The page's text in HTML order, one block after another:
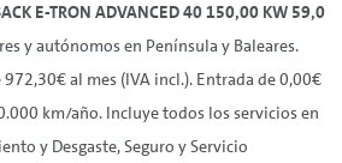
E-TRON ADVANCED 40 150,00 KW 59,0
y autónomos en Península y Baleares.
972,30€ al mes (IVA incl.). Entrada de 0,00€
km/año. Incluye todos los servicios en
y Desgaste, Seguro y Servicio